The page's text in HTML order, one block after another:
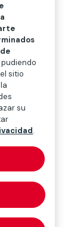
que
se ven
niños
pudiendo
sitio
su
.